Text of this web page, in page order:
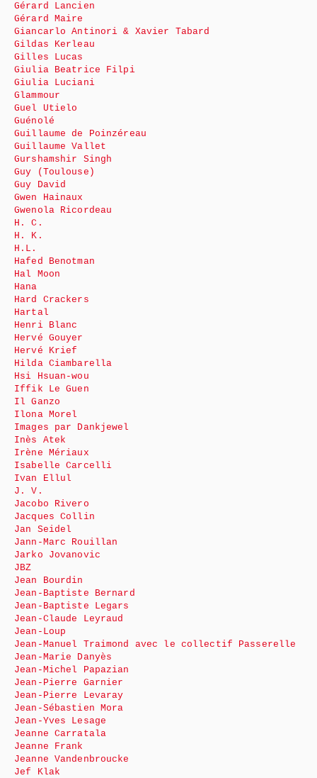
Gérard Lancien
Gérard Maire
Giancarlo Antinori & Xavier Tabard
Gildas Kerleau
Gilles Lucas
Giulia Beatrice Filpi
Giulia Luciani
Glammour
Guel Utielo
Guénolé
Guillaume de Poinzéreau
Guillaume Vallet
Gurshamshir Singh
Guy (Toulouse)
Guy David
Gwen Hainaux
Gwenola Ricordeau
H. C.
H. K.
H.L.
Hafed Benotman
Hal Moon
Hana
Hard Crackers
Hartal
Henri Blanc
Hervé Gouyer
Hervé Krief
Hilda Ciambarella
Hsi Hsuan-wou
Iffik Le Guen
Il Ganzo
Ilona Morel
Images par Dankjewel
Inès Atek
Irène Mériaux
Isabelle Carcelli
Ivan Ellul
J. V.
Jacobo Rivero
Jacques Collin
Jan Seidel
Jann-Marc Rouillan
Jarko Jovanovic
JBZ
Jean Bourdin
Jean-Baptiste Bernard
Jean-Baptiste Legars
Jean-Claude Leyraud
Jean-Loup
Jean-Manuel Traimond avec le collectif Passerelle
Jean-Marie Danyès
Jean-Michel Papazian
Jean-Pierre Garnier
Jean-Pierre Levaray
Jean-Sébastien Mora
Jean-Yves Lesage
Jeanne Carratala
Jeanne Frank
Jeanne Vandenbroucke
Jef Klak